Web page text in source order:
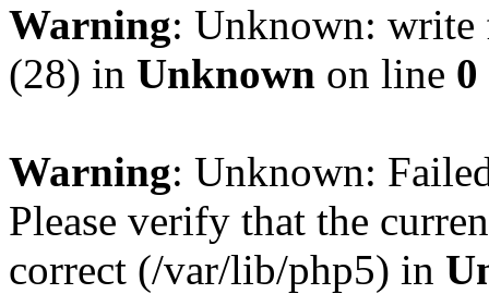
Warning: Unknown: write
(28) in Unknown on line 0
Warning: Unknown:
Please verify that the
correct (/var/lib/php5) in